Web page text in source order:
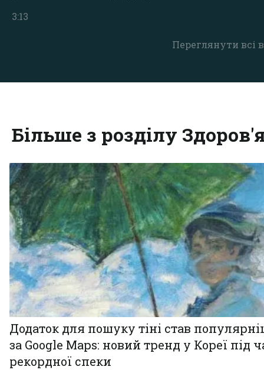
Переглянути всі
3:13
Більше з розділу
Додаток для пошуку тіні став
за Google Maps: новий тренд у Кореї під
рекордної спеки